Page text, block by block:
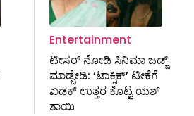
Entertainment
ಟೀಸರ್ ನೋಡಿ ಸಿನಿಮಾ ಜಡ್ಜ್
ಮಾಡ್ಬೇಡಿ: ‘ಟಾಕ್ಸಿಕ್’ ಟೀಕೆಗೆ
ಖಡಕ್ ಉತ್ತರ ಕೊಟ್ಟ ಯಶ್
ತಾಯಿ